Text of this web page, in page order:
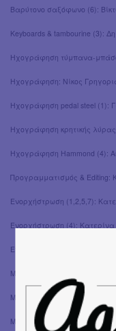
Βαρύτονο σαξόφωνο (6):
Keyboards & tambourine (3):
Ηχογράφηση τύμπανα-
Ηχογράφηση: Νίκος
Ηχογράφηση pedal steel (1):
Ηχογράφηση κρητικής
Ηχογράφηση Hammond (4):
Προγραμματισμός & Editing:
Ενορχήστρωση (1,2,5,7):
Ενορχήστρωση (4): Κατερίνα
Ενορχήστρωση (3,6):
Μουσική παραγωγή:
Μίξη & Mastering (1,2,4,5,6,7):
Μίξη (2): Δημήτρης Μπέλλος